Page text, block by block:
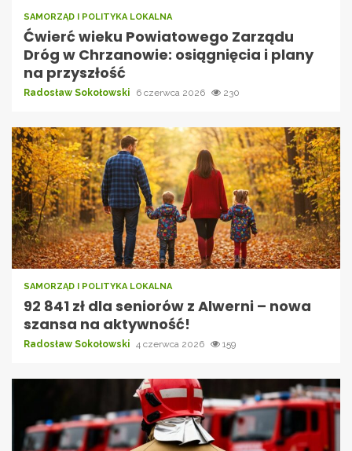
SAMORZĄD I POLITYKA LOKALNA
Ćwierć wieku Powiatowego Zarządu
Dróg w Chrzanowie: osiągnięcia i plany
na przyszłość
Radosław Sokołowski 6 czerwca 2026 230
SAMORZĄD I POLITYKA LOKALNA
92 841 zł dla seniorów z Alwerni – nowa
szansa na aktywność!
Radosław Sokołowski 4 czerwca 2026 159